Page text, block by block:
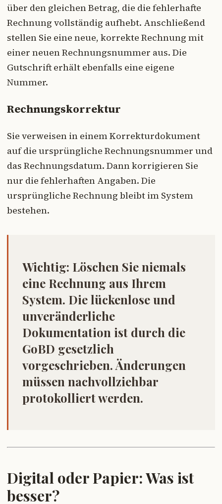
über den gleichen Betrag, die die fehlerhafte
Rechnung vollständig aufhebt. Anschließend
stellen Sie eine neue, korrekte Rechnung mit
einer neuen Rechnungsnummer aus. Die
Gutschrift erhält ebenfalls eine eigene
Nummer.
Rechnungskorrektur
Sie verweisen in einem Korrekturdokument
auf die ursprüngliche Rechnungsnummer und
das Rechnungsdatum. Dann korrigieren Sie
nur die fehlerhaften Angaben. Die
ursprüngliche Rechnung bleibt im System
bestehen.
Wichtig: Löschen Sie niemals
eine Rechnung aus Ihrem
System. Die lückenlose und
unveränderliche
Dokumentation ist durch die
GoBD gesetzlich
vorgeschrieben. Änderungen
müssen nachvollziehbar
protokolliert werden.
Digital oder Papier: Was ist
besser?